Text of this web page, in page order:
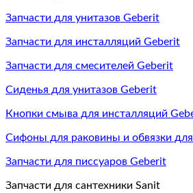
Запчасти для унитазов Geberit
Запчасти для инсталляций Geberit
Запчасти для смесителей Geberit
Сиденья для унитазов Geberit
Кнопки смыва для инсталляций
Сифоны для раковины и обвязки
Запчасти для писсуаров Geberit
Запчасти для сантехники Sanit